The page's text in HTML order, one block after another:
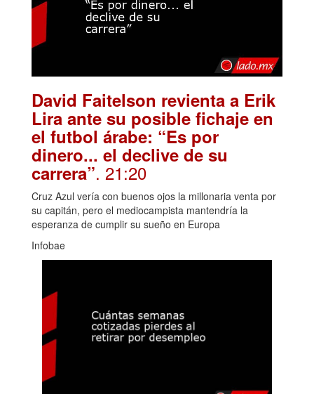
David Faitelson revienta a Erik
Lira ante su posible fichaje en
el futbol árabe: “Es por
dinero... el declive de su
carrera”. 21:20
Cruz Azul vería con buenos ojos la millonaria venta por
su capitán, pero el mediocampista mantendría la
esperanza de cumplir su sueño en Europa
Infobae